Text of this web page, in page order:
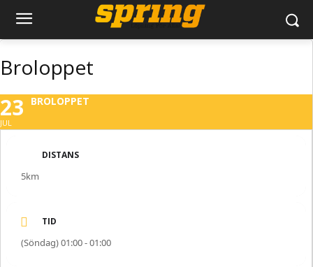
Broloppet
23
JUL
BROLOPPET
DISTANS
5km
TID
(Söndag) 01:00 - 01:00